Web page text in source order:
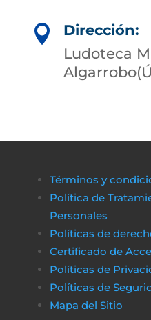

Dirección:
Ludoteca
Términos y
Política de
Personales
Políticas de
Certificado de
Políticas de
Políticas de
Mapa del Sitio